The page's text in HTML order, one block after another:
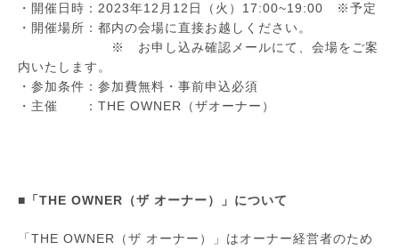
・開催日時：2023年12月12日（火）17:00~19:00 ※予定
・開催場所：都内の会場に直接お越しください。
※ お申し込み確認メールにて、会場をご案
内いたします。
・参加条件：参加費無料・事前申込必須
・主催 ： THE OWNER（ザオーナー）
■「THE OWNER（ザ オーナー）」について
「THE OWNER（ザ オーナー）」はオーナー経営者のため